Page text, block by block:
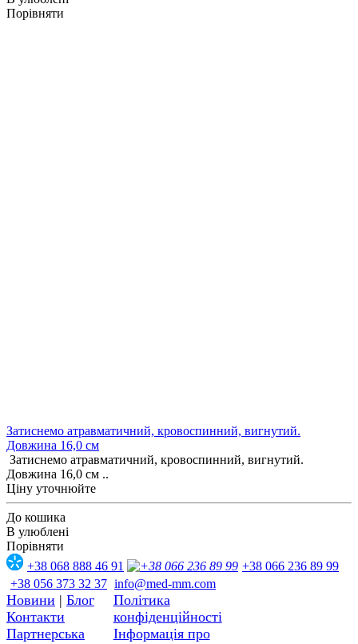
Порівняти
Затиснемо атравматичний, кровоспинний, вигнутий.
Довжина 16,0 см
Затиснемо атравматичний, кровоспинний, вигнутий.
Довжина 16,0 см ..
Ціну уточнюйте
До кошика
В улюблені
Порівняти
+38 068 888 46 91
+38 066 236 89 99
+38 056 373 32 37 info@med-mm.com
Новини | Блог
Контакти
Партнерська
Політика
конфіденційності
Інформація про